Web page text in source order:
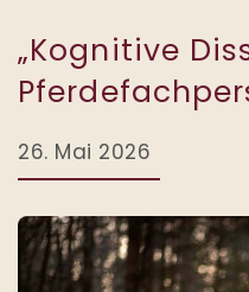
„Kognitive
26. Mai 2026